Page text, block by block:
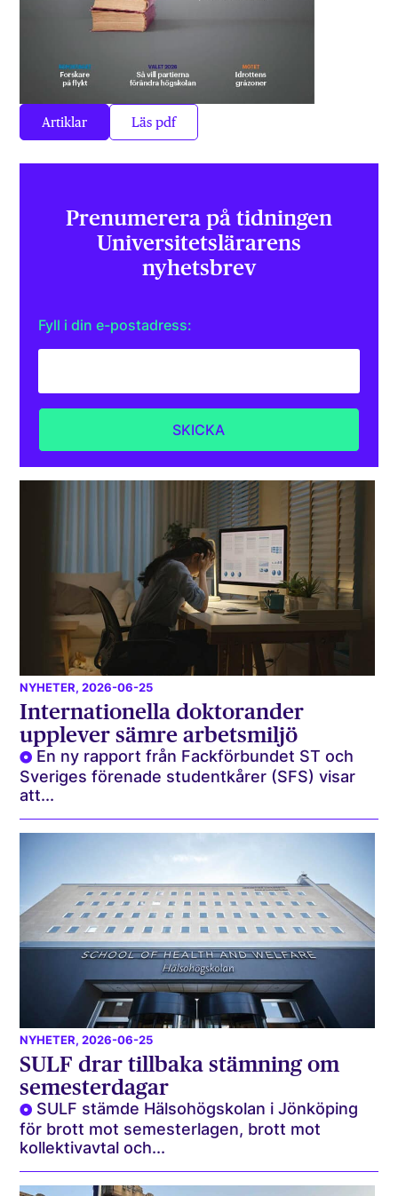
Artiklar Läs pdf
Prenumerera på tidningen
Universitets­lärarens
nyhetsbrev
Fyll i din e-postadress:
NYHETER, 2026-06-25
Internationella doktorander
upplever sämre arbetsmiljö
En ny rapport från Fackförbundet ST och
Sveriges förenade studentkårer (SFS) visar
att...
NYHETER, 2026-06-25
SULF drar tillbaka stämning om
semesterdagar
SULF stämde Hälsohögskolan i Jönköping
för brott mot semesterlagen, brott mot
kollektivavtal och...